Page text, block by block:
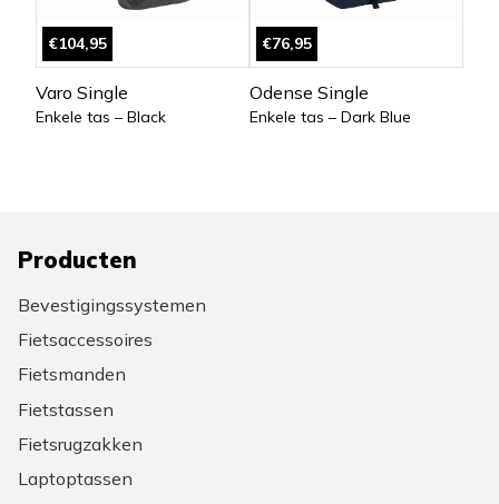
€104,95
Varo Single
Enkele tas – Black
€76,95
Odense Single
Enkele tas – Dark Blue
Producten
Bevestigingssystemen
Fietsaccessoires
Fietsmanden
Fietstassen
Fietsrugzakken
Laptoptassen